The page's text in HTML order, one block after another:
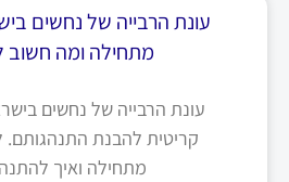
עונת הרבייה של נחשים
מתחילה ומה חשוב
עונת הרבייה של נחשים
קריטית להבנת התנהגותם.
מתחילה ואיך